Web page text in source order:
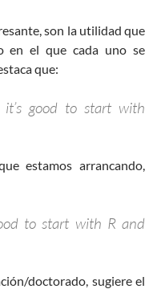
son la utilidad que
en el que cada uno se
que:
good to start with
estamos arrancando,
to start with R and
doctorado, sugiere el